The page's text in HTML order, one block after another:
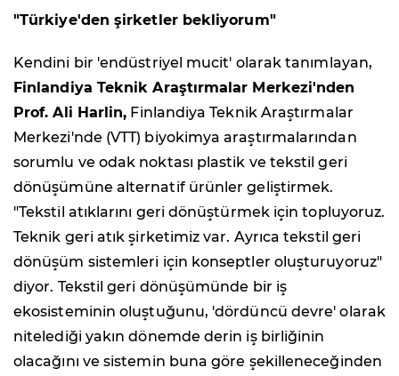
"Türkiye'den şirketler bekliyorum"
Kendini bir 'endüstriyel mucit' olarak tanımlayan,
Finlandiya Teknik Araştırmalar Merkezi'nden
Prof. Ali Harlin, Finlandiya Teknik Araştırmalar
Merkezi'nde (VTT) biyokimya araştırmalarından
sorumlu ve odak noktası plastik ve tekstil geri
dönüşümüne alternatif ürünler geliştirmek.
"Tekstil atıklarını geri dönüştürmek için topluyoruz.
Teknik geri atık şirketimiz var. Ayrıca tekstil geri
dönüşüm sistemleri için konseptler oluşturuyoruz"
diyor. Tekstil geri dönüşümünde bir iş
ekosisteminin oluştuğunu, 'dördüncü devre' olarak
nitelediği yakın dönemde derin iş birliğinin
olacağını ve sistemin buna göre şekilleneceğinden